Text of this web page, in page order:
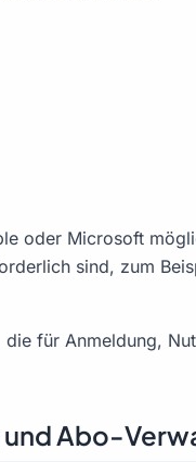
oder Microsoft
sind, zum
für Anmeldung,
und Abo-